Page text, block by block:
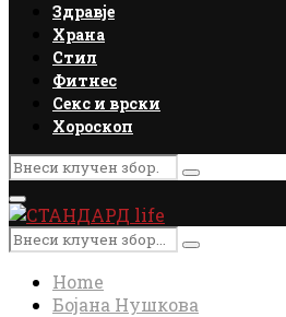
Здравје
Храна
Стил
Фитнес
Секс и врски
Хороскоп
Search
for:
Search
Primary
Menu
Search
for:
Search
Home
Бојана Нушкова